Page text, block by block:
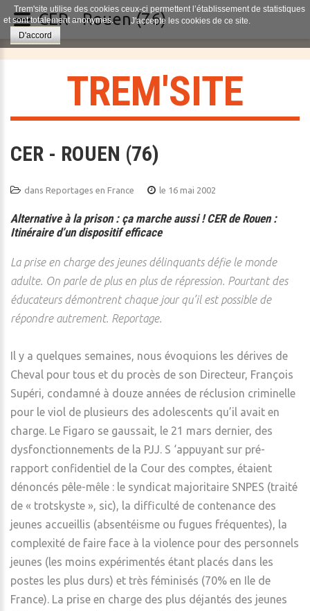
TREM'SITE
CER - ROUEN (76)
dans Reportages en France le 16 mai 2002
Alternative à la prison : ça marche aussi ! CER de Rouen :
Itinéraire d’un dispositif efficace
La prise en charge des jeunes délinquants défie le monde
adulte. On parle de plus en plus de répression. Pourtant des
éducateurs démontrent chaque jour qu’il est possible de
répondre autrement. Reportage.
Il y a quelques semaines, nous évoquions les dérives de
Cheval pour tous et du procès de son Directeur, François
Supéri, condamné à douze années de réclusion criminelle
pour le viol de plusieurs des adolescents qu’il avait en
charge. Le Figaro se gaussait, le 21 mars dernier, des
dysfonctionnements de la PJJ. S ‘appuyant sur pré-
rapport confidentiel de la Cour des comptes, étaient
dénoncés pêle-mêle : le syndicat majoritaire SNPES (traité
de « trotskyste », sic), la difficulté de contenance des
jeunes accueillis (absentéisme ou fugues fréquentes), la
complexité de faire face à la violence pour des personnels
jeunes (les moins expérimentés étant placés dans les
postes les plus durs) et très féminisés (70% en Ile de
France). La prise en charge des plus déjantés des jeunes
Trem'site utilise des cookies ceux-ci permettent l’établissement de statistiques
et sont totalement anonymes.
J'accepte les cookies de ce site.
D'accord
CER - Rouen (76)